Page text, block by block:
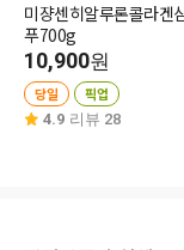
미쟝센히알루론콜라겐
푸700g
10,900원
당일 픽업
4.9 리뷰 28